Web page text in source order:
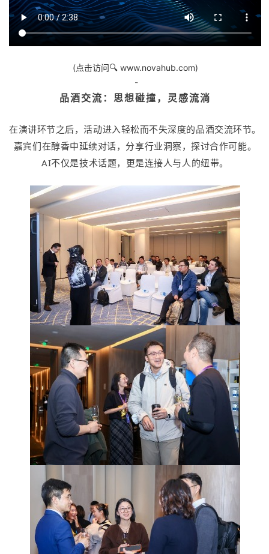
(点击访问🔍 www.novahub.com)
-
品酒交流：思想碰撞，灵感流淌
在演讲环节之后，活动进入轻松而不失深度的品酒交流环节。
嘉宾们在醇香中延续对话，分享行业洞察，探讨合作可能。
AI不仅是技术话题，更是连接人与人的纽带。